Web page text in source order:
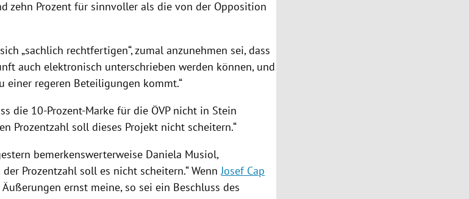
zehn Prozent für sinnvoller als die von der Opposition
„sachlich rechtfertigen“, zumal anzunehmen sei, dass
auch elektronisch unterschrieben werden können, und
einer regeren Beteiligungen kommt.“
die 10-Prozent-Marke für die ÖVPnicht in Stein
Prozentzahl soll dieses Projekt nicht scheitern.“
bemerkenswerterweise Daniela Musiol,
der Prozentzahl soll es nicht scheitern.“ WennJosef Cap
ernst meine, so sei ein Beschluss des